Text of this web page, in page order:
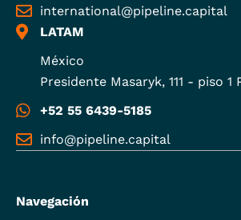
international@pipeline.capital
LATAM
México
Presidente Masaryk, 111 - piso 1
+52 55 6439-5185
info@pipeline.capital
Navegación